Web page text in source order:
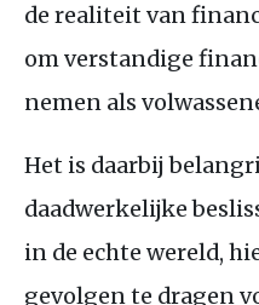
de realiteit van
om verstandige
nemen als
Het is daarbij
daadwerkelijke
in de echte wereld,
gevolgen te dragen